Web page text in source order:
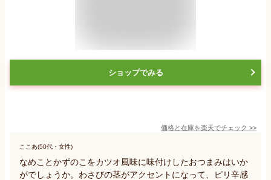
ショップでみる
価格と在庫を楽天でチェック >>
ここあ(50代・女性)
なめことかずのこをカツオ風味に味付けしたおつまみはいか
がでしょうか。わさびの茎がアクセントになって、ピリ辛感